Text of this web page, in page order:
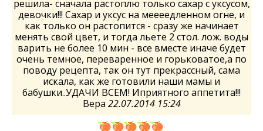
решила- сначала растоплю только сахар с уксусом,
девочки!!! Сахар и уксус на меееедленном огне, и
как только он растопится - сразу же начинает
менять свой цвет, и тогда льете 2 стол. лож. воды
варить не более 10 мин - все вместе иначе будет
очень темное, переваренное и горьковатое,а по
поводу рецепта, так он тут прекрассный, сама
искала, как же готовили наши мамы и
бабушки..УДАЧИ ВСЕМ! Иприятного аппетита!!!
Вера 22.07.2014 15:24